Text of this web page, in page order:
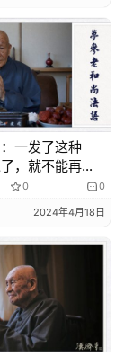
一发了这种
，就不能再近
0 0
2024年4月18日